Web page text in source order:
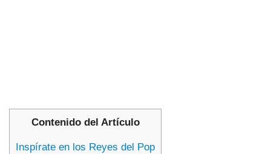
Contenido del Artículo
Inspírate en los Reyes del Pop